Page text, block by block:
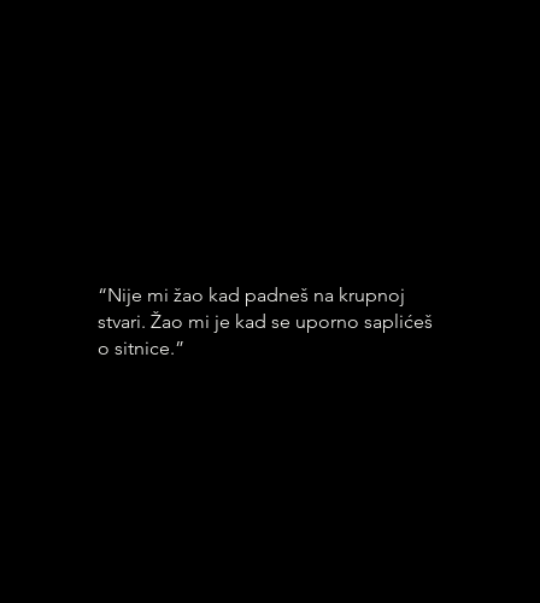
“Nije mi žao kad padneš na krupnoj
stvari. Žao mi je kad se uporno saplićeš
o sitnice.”